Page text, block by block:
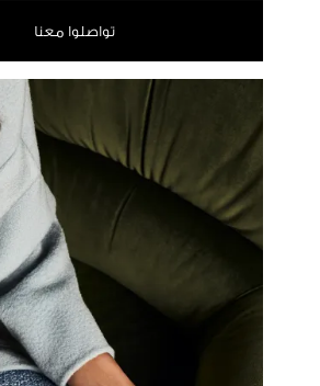
تواصلوا معنا